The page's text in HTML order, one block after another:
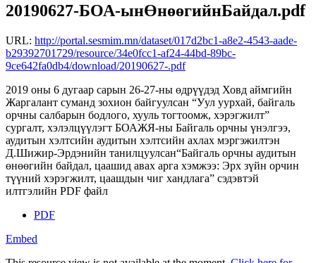
20190627-БОА-ынӨнөөгийнБайдал.pdf
URL: http://portal.sesmim.mn/dataset/017d2bc1-a8e2-4543-aade-
b29392701729/resource/34e0fcc1-af24-44bd-89bc-
9ce642fa0db4/download/20190627-.pdf
2019 оны 6 дугаар сарын 26-27-ны өдрүүдэд Ховд аймгийн
Жаргалант суманд зохион байгуулсан “Уул уурхай, байгаль
орчны салбарын бодлого, хууль тогтоомж, хэрэгжилт”
сургалт, хэлэлцүүлэгт БОАЖЯ-ны Байгаль орчны үнэлгээ,
аудитын хэлтсийн аудитын хэлтсийн ахлах мэргэжилтэн
Д.Шижир-Эрдэнийн танилцуулсан“Байгаль орчны аудитын
өнөөгийн байдал, цаашид авах арга хэмжээ: Эрх зүйн орчин
түүний хэрэгжилт, цаашдын чиг хандлага” сэдэвтэй
илтгэлийн PDF файл
PDF
Embed